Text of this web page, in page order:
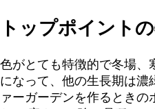
トップポイント
色がとても特徴的で冬場、
になって、他の生長期は濃
ァーガーデンを作るときの